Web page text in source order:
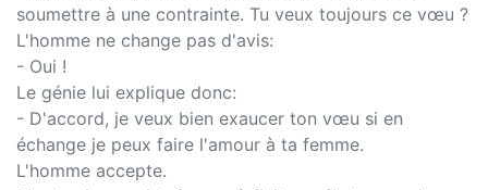
soumettre à une contrainte. Tu veux toujours ce vœu ?
L'homme ne change pas d'avis:
- Oui !
Le génie lui explique donc:
- D'accord, je veux bien exaucer ton vœu si en
échange je peux faire l'amour à ta femme.
L'homme accepte.